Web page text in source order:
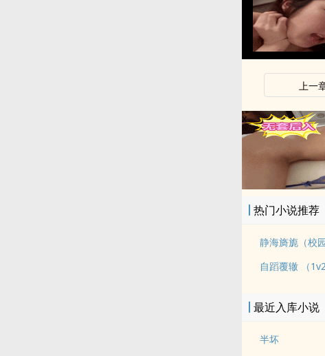
上一
x
热门小说推荐
静海旖旎（校
自蹈覆辙 （
最近入库小说
半坏